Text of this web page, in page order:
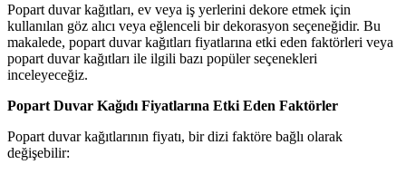
Popart duvar kağıtları, ev veya iş yerlerini dekore etmek için
kullanılan göz alıcı veya eğlenceli bir dekorasyon seçeneğidir. Bu
makalede, popart duvar kağıtları fiyatlarına etki eden faktörleri veya
popart duvar kağıtları ile ilgili bazı popüler seçenekleri
inceleyeceğiz.
Popart Duvar Kağıdı Fiyatlarına Etki Eden Faktörler
Popart duvar kağıtlarının fiyatı, bir dizi faktöre bağlı olarak
değişebilir: